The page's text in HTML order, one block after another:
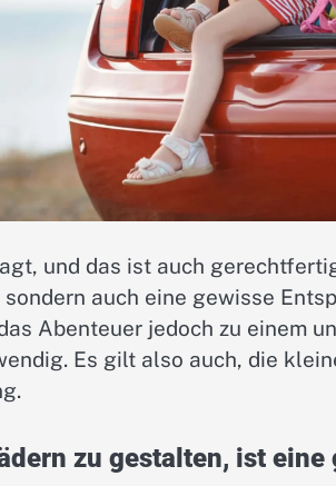
und das ist auch
auch eine gewisse
Abenteuer jedoch zu einem
Es gilt also auch, die
zu gestalten, ist eine